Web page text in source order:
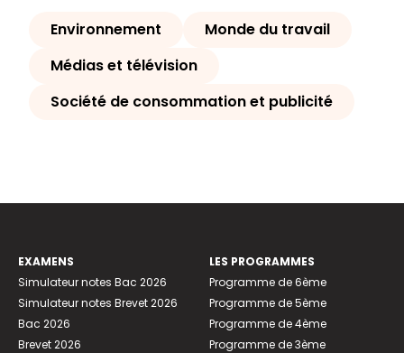
Environnement
Monde du travail
Médias et télévision
Société de consommation et publicité
EXAMENS
Simulateur notes Bac 2026
Simulateur notes Brevet 2026
Bac 2026
Brevet 2026
LES PROGRAMMES
Programme de 6ème
Programme de 5ème
Programme de 4ème
Programme de 3ème